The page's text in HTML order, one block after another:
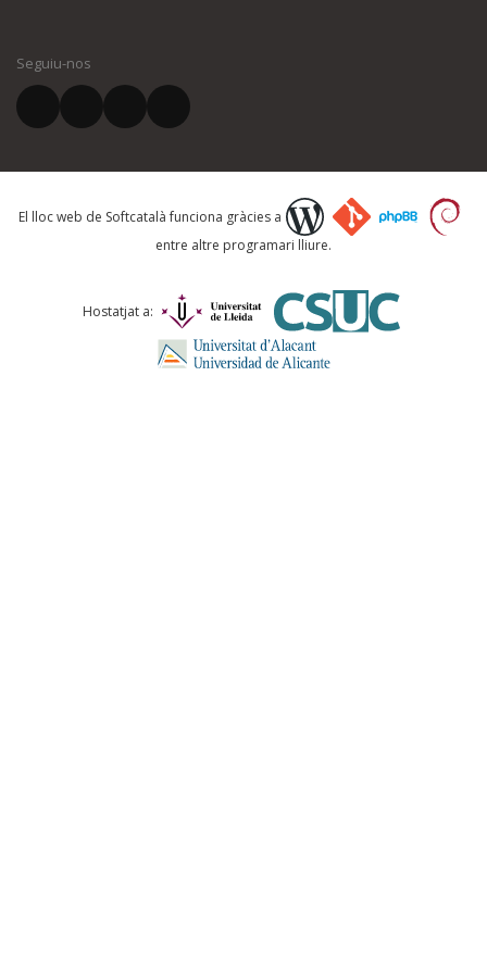
El vostre correu electrònic *
Què proposeu?
Comentari *
Seguiu-nos
El lloc web de Softcatalà funciona gràcies a
entre altre programari lliure.
Hostatjat a: